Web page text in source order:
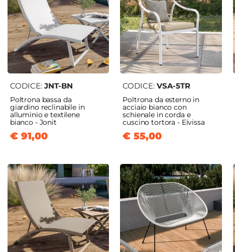
Panchine Pouf e Sgabelli
CODICE: JNT-BN
Poltrona bassa da
giardino reclinabile in
alluminio e textilene
bianco - Jonit
€ 91,00
CODICE:VSA-5TR
Poltrona da esterno in
acciaio bianco con
schienale in corda e
cuscino tortora - Eivissa
€ 55,00